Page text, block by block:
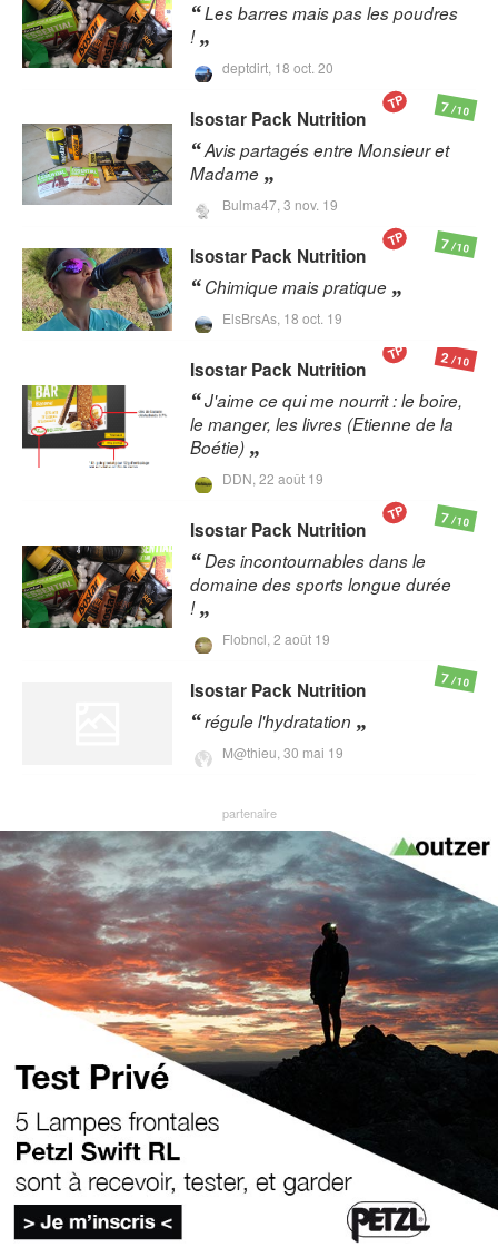
Les barres mais pas les poudres
!
deptdirt, 18 oct. 20
Isostar Pack Nutrition
Avis partagés entre Monsieur et
Madame
Bulma47, 3 nov. 19
7/10
TP
Isostar Pack Nutrition
Chimique mais pratique
ElsBrsAs, 18 oct. 19
7/10
TP
Isostar Pack Nutrition
J'aime ce qui me nourrit : le boire,
le manger, les livres (Etienne de la
Boétie)
DDN, 22 août 19
2/10
TP
Isostar Pack Nutrition
Des incontournables dans le
domaine des sports longue durée
!
Flobncl, 2 août 19
7/10
TP
Isostar Pack Nutrition
régule l'hydratation
M@thieu, 30 mai 19
7/10